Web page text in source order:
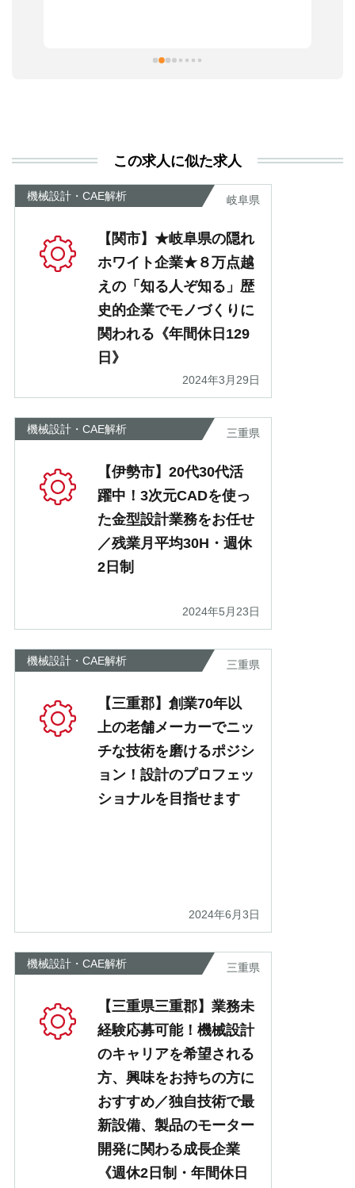
が
この求人に似た求人
機械設計・CAE解析 岐阜県
【関市】★岐阜県の隠れ
ホワイト企業★８万点越
えの「知る人ぞ知る」歴
史的企業でモノづくりに
関われる《年間休日129
日》
2024年3月29日
機械設計・CAE解析 三重県
【伊勢市】20代30代活
躍中！3次元CADを使っ
た金型設計業務をお任せ
／残業月平均30H・週休
2日制
2024年5月23日
機械設計・CAE解析 三重県
【三重郡】創業70年以
上の老舗メーカーでニッ
チな技術を磨けるポジシ
ョン！設計のプロフェッ
ショナルを目指せます
2024年6月3日
機械設計・CAE解析 三重県
【三重県三重郡】業務未
経験応募可能！機械設計
のキャリアを希望される
方、興味をお持ちの方に
おすすめ／独自技術で最
新設備、製品のモーター
開発に関わる成長企業
《週休2日制・年間休日